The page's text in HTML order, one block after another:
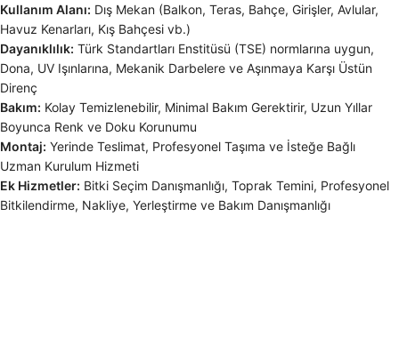
Kullanım Alanı: Dış Mekan (Balkon, Teras, Bahçe, Girişler, Avlular,
Havuz Kenarları, Kış Bahçesi vb.)
Dayanıklılık: Türk Standartları Enstitüsü (TSE) normlarına uygun,
Dona, UV Işınlarına, Mekanik Darbelere ve Aşınmaya Karşı Üstün
Direnç
Bakım: Kolay Temizlenebilir, Minimal Bakım Gerektirir, Uzun Yıllar
Boyunca Renk ve Doku Korunumu
Montaj: Yerinde Teslimat, Profesyonel Taşıma ve İsteğe Bağlı
Uzman Kurulum Hizmeti
Ek Hizmetler: Bitki Seçim Danışmanlığı, Toprak Temini, Profesyonel
Bitkilendirme, Nakliye, Yerleştirme ve Bakım Danışmanlığı